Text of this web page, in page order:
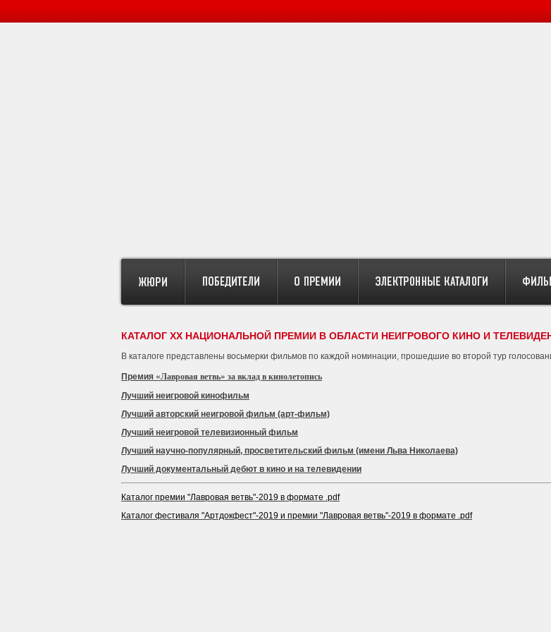
КАТАЛОГ XX НАЦИОНАЛЬНОЙ ПРЕМИИ В ОБЛАСТИ НЕИГРОВОГО КИНО И
В каталоге представлены восьмерки фильмов по каждой номинации, прошедшие во второй тур
Премия «Лавровая ветвь» за вклад в кинолетопись
Лучший неигровой кинофильм
Лучший авторский неигровой фильм (арт-фильм)
Лучший неигровой телевизионный фильм
Лучший научно-популярный, просветительский фильм (имени Льва Николаева)
Лучший документальный дебют в кино и на телевидении
Каталог премии "Лавровая ветвь"-2019 в формате .pdf
Каталог фестиваля "Артдокфест"-2019 и премии "Лавровая ветвь"-2019 в формате .pdf